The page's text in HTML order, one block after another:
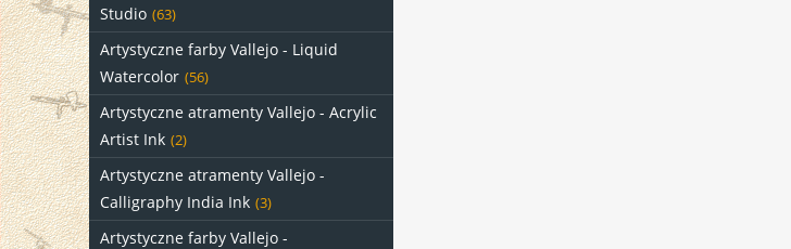
Studio (63)
Artystyczne farby Vallejo - Liquid
Watercolor (56)
Artystyczne atramenty Vallejo - Acrylic
Artist Ink (2)
Artystyczne atramenty Vallejo -
Calligraphy India Ink (3)
Artystyczne farby Vallejo -